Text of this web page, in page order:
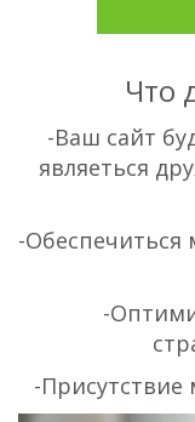
Что
-Ваш сайт
являеться
-Обеспечиться
-
-